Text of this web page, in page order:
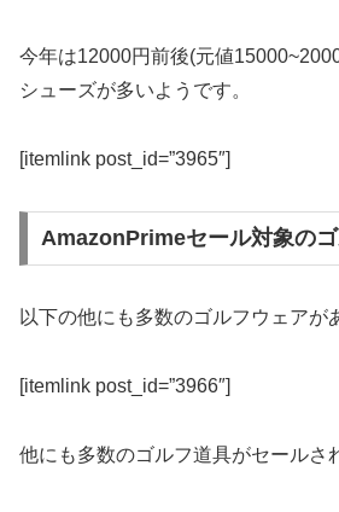
今年は12000円前後(元値
シューズが多いようです。
[itemlink post_id=”3965″]
AmazonPrimeセール対象の
以下の他にも多数のゴルフウェアが
[itemlink post_id=”3966″]
他にも多数のゴルフ道具がセールさ